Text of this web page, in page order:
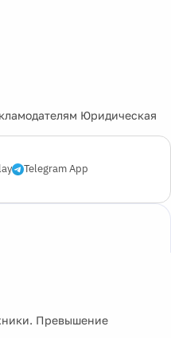
Юридическая
Telegram App
Превышение